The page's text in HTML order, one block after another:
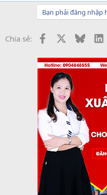
Bạn phải đăng nhập
Chia sẻ: Facebook Bluesky